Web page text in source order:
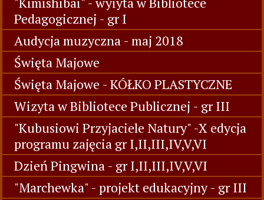
Pedagogicznej - gr I
Audycja muzyczna - maj 2018
Święta Majowe
Święta Majowe - KÓŁKO PLASTYCZNE
Wizyta w Bibliotece Publicznej - gr III
"Kubusiowi Przyjaciele Natury" -X edycja
programu zajęcia gr I,II,III,IV,V,VI
Dzień Pingwina - gr I,II,III,IV,V,VI
"Marchewka" - projekt edukacyjny - gr III